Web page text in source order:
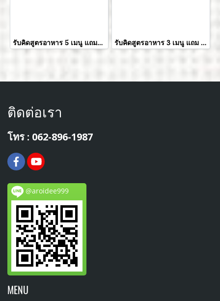
รับคิดสูตรอาหาร 5 เมนู แถมฟรี 4 เมนู รับคิดสูตรอาหาร 3 เมนู แถม 2 เมนู
ติดต่อเรา
โทร : 062-896-1987
@aroidee999
MENU